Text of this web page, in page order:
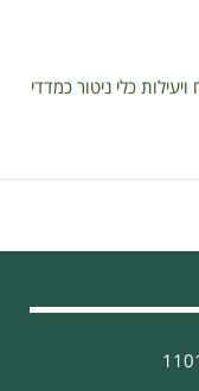
כלי ניטור כמדדי